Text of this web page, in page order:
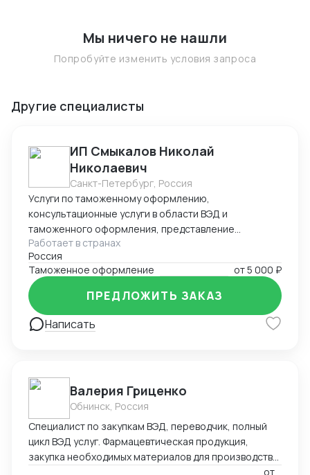
Мы ничего не нашли
Попробуйте изменить условия запроса
Другие специалисты
ИП Смыкалов Николай
Николаевич
Санкт-Петербург, Россия
Услуги по таможенному оформлению,
консультационные услуги в области ВЭД и
таможенного оформления, представление
интересов на таможенных постах, услуги
международной и внутрироссийской логистики. Опыт
в данной сфере с 2011г.
Работает в странах
Россия
Таможенное оформление
от5 000 ₽
Написать
ПРЕДЛОЖИТЬ ЗАКАЗ
Валерия Гриценко
Обнинск, Россия
Специалист по закупкам ВЭД, переводчик, полный
цикл ВЭД услуг. Фармацевтическая продукция,
закупка необходимых материалов для производства
от